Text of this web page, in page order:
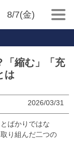
8/7(金)
「縮む」「充
は
2026/03/31
ばかりではな
り組んだ二つの